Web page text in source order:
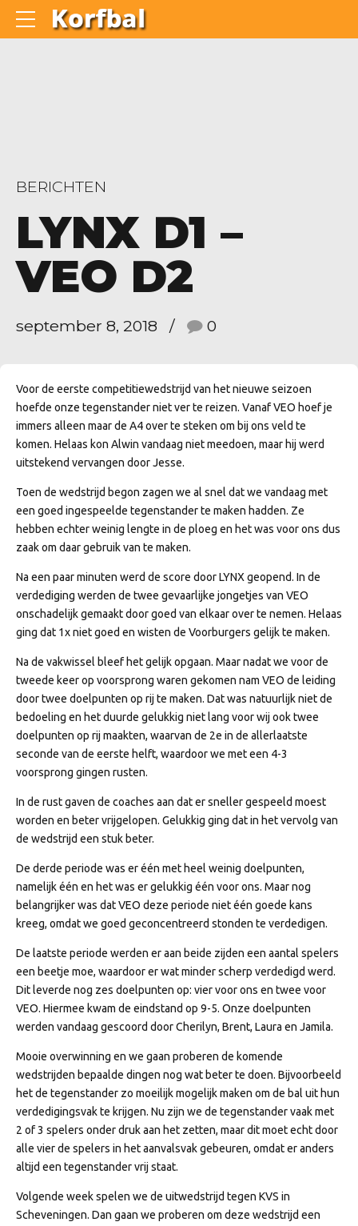
BERICHTEN
LYNX D1 –
VEO D2
september 8, 2018 0
Voor de eerste competitiewedstrijd van het nieuwe seizoen
hoefde onze tegenstander niet ver te reizen. Vanaf VEO hoef je
immers alleen maar de A4 over te steken om bij ons veld te
komen. Helaas kon Alwin vandaag niet meedoen, maar hij werd
uitstekend vervangen door Jesse.
Toen de wedstrijd begon zagen we al snel dat we vandaag met
een goed ingespeelde tegenstander te maken hadden. Ze
hebben echter weinig lengte in de ploeg en het was voor ons dus
zaak om daar gebruik van te maken.
Na een paar minuten werd de score door LYNX geopend. In de
verdediging werden de twee gevaarlijke jongetjes van VEO
onschadelijk gemaakt door goed van elkaar over te nemen. Helaas
ging dat 1x niet goed en wisten de Voorburgers gelijk te maken.
Na de vakwissel bleef het gelijk opgaan. Maar nadat we voor de
tweede keer op voorsprong waren gekomen nam VEO de leiding
door twee doelpunten op rij te maken. Dat was natuurlijk niet de
bedoeling en het duurde gelukkig niet lang voor wij ook twee
doelpunten op rij maakten, waarvan de 2e in de allerlaatste
seconde van de eerste helft, waardoor we met een 4-3
voorsprong gingen rusten.
In de rust gaven de coaches aan dat er sneller gespeeld moest
worden en beter vrijgelopen. Gelukkig ging dat in het vervolg van
de wedstrijd een stuk beter.
De derde periode was er één met heel weinig doelpunten,
namelijk één en het was er gelukkig één voor ons. Maar nog
belangrijker was dat VEO deze periode niet één goede kans
kreeg, omdat we goed geconcentreerd stonden te verdedigen.
De laatste periode werden er aan beide zijden een aantal spelers
een beetje moe, waardoor er wat minder scherp verdedigd werd.
Dit leverde nog zes doelpunten op: vier voor ons en twee voor
VEO. Hiermee kwam de eindstand op 9-5. Onze doelpunten
werden vandaag gescoord door Cherilyn, Brent, Laura en Jamila.
Mooie overwinning en we gaan proberen de komende
wedstrijden bepaalde dingen nog wat beter te doen. Bijvoorbeeld
het de tegenstander zo moeilijk mogelijk maken om de bal uit hun
verdedigingsvak te krijgen. Nu zijn we de tegenstander vaak met
2 of 3 spelers onder druk aan het zetten, maar dit moet echt door
alle vier de spelers in het aanvalsvak gebeuren, omdat er anders
altijd een tegenstander vrij staat.
Volgende week spelen we de uitwedstrijd tegen KVS in
Scheveningen. Dan gaan we proberen om deze wedstrijd een